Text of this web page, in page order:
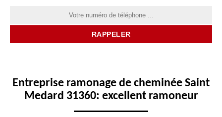
Entreprise ramonage de cheminée Saint
Medard 31360: excellent ramoneur